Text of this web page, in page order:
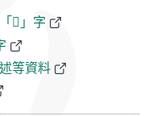
𡛶」字
等資料